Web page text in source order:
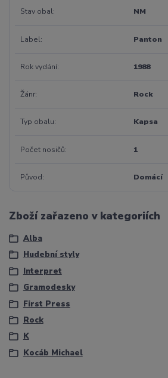
Stav obal NM
Label Panton
Rok vydání 1988
Žánr Rock
Typ obalu Kapsa
Počet nosičů 1
Původ Domácí
Zboží zařazeno v kategoriích
Alba
Hudební styly
Interpret
Gramodesky
First Press
Rock
K
Kocáb Michael